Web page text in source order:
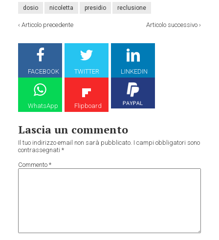
dosio nicoletta presidio reclusione
‹Articolo precedente Articolo successivo›
FACEBOOK TWITTER LINKEDIN
WhatsApp Flipboard
Lascia un commento
Il tuo indirizzo email non sarà pubblicato. I campi obbligatori sono
contrassegnati*
Commento*